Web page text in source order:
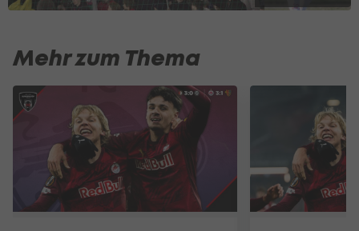
Mehr zum Thema